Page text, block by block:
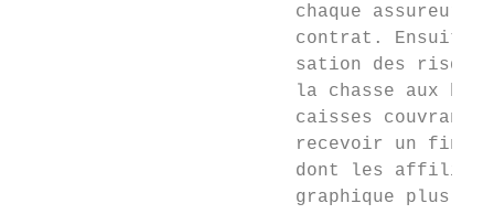
chaque assureur
contrat.
sation des
la chasse aux
caisses couvrant
recevoir un
dont les
graphique plus